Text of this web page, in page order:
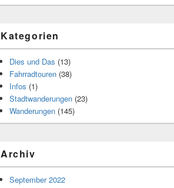
Kategorien
Dies und Das (13)
Fahrradtouren (38)
Infos (1)
Stadtwanderungen (23)
Wanderungen (145)
Archiv
September 2022